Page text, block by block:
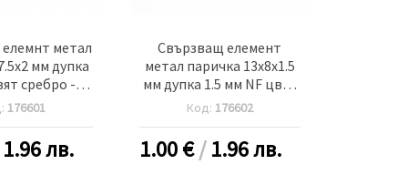
метал
мм дупка
сребро -10
176601
1.96 лв.
Свързващ елемент
метал паричка 13x8x1.5
мм дупка 1.5 мм NF цвят
сребро -10 броя
Код: 176602
1.00€/1.96 лв.